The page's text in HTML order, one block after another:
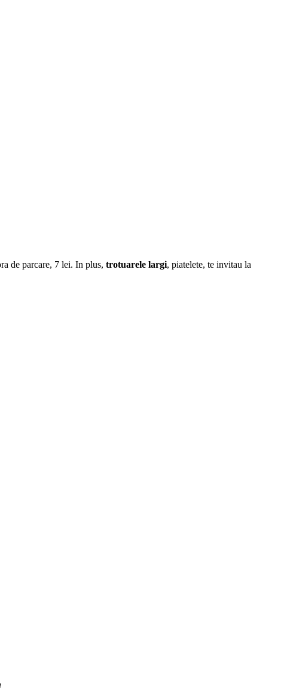
de parcare, 7 lei. In plus, trotuarele largi, piatelete, te invitau la